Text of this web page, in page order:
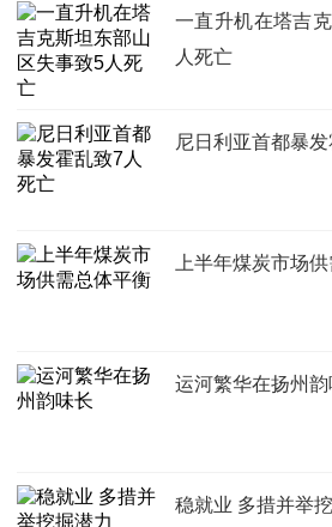
一直升机在塔吉
人死亡
尼日利亚首都暴
上半年煤炭市场
运河繁华在扬州韵
稳就业 多措并举